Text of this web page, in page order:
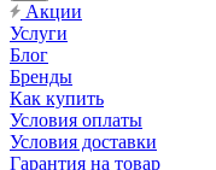
Акции
Услуги
Блог
Бренды
Как купить
Условия оплаты
Условия доставки
Гарантия на товар